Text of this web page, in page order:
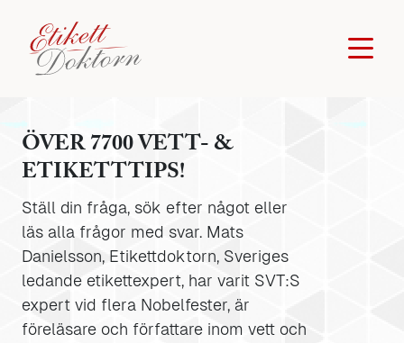
ÖVER 7700 VETT- &
ETIKETTTIPS!
Ställ din fråga, sök efter något eller
läs alla frågor med svar. Mats
Danielsson, Etikettdoktorn, Sveriges
ledande etikettexpert, har varit SVT:S
expert vid flera Nobelfester, är
föreläsare och författare inom vett och